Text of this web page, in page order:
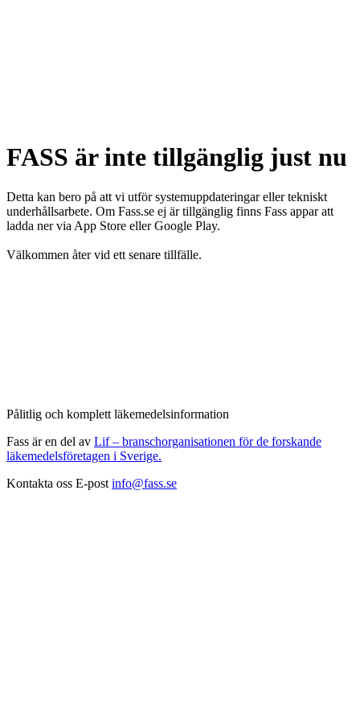
FASS är inte tillgänglig just nu
Detta kan bero på att vi utför systemuppdateringar eller tekniskt
underhållsarbete. Om Fass.se ej är tillgänglig finns Fass appar att
ladda ner via App Store eller Google Play.
Välkommen åter vid ett senare tillfälle.
Pålitlig och komplett läkemedelsinformation
Fass är en del av Lif – branschorganisationen för de forskande
läkemedelsföretagen i Sverige.
Kontakta oss E-post info@fass.se